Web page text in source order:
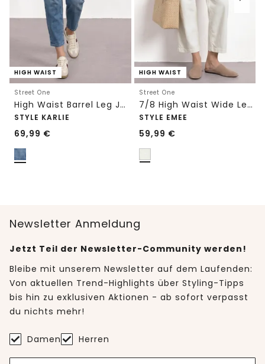
HIGH WAIST
Street One
High Waist Barrel Leg Jeans im Loose Fit
STYLE KARLIE
69,99 €
HIGH WAIST
Street One
7/8 High Waist Wide Leg Jeans im Loose Fit
STYLE EMEE
59,99 €
Newsletter Anmeldung
Jetzt Teil der Newsletter-Community werden!
Bleibe mit unserem Newsletter auf dem Laufenden:
Von aktuellen Trend-Highlights über Styling-Tipps
bis hin zu exklusiven Aktionen - ab sofort verpasst
du nichts mehr!
Damen Herren